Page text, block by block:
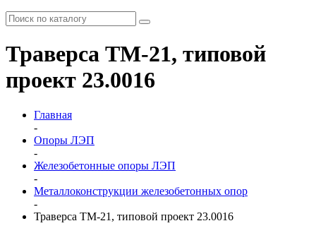
Траверса ТМ-21, типовой
проект 23.0016
Главная
-
Опоры ЛЭП
-
Железобетонные опоры ЛЭП
-
Металлоконструкции железобетонных опор
-
Траверса ТМ-21, типовой проект 23.0016